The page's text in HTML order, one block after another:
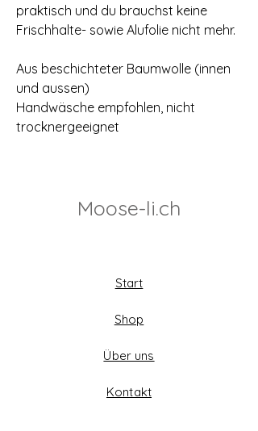
praktisch und du brauchst keine
Frischhalte- sowie Alufolie nicht mehr.
Aus beschichteter Baumwolle (innen
und aussen)
Handwäsche empfohlen, nicht
trocknergeeignet
Moose-li.ch
Start
Shop
Über uns
Kontakt